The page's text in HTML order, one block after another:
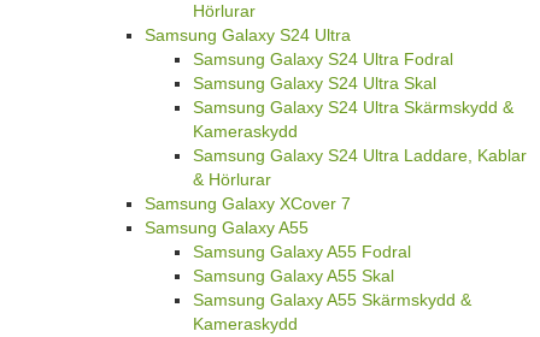
Hörlurar
Samsung Galaxy S24 Ultra
Samsung Galaxy S24 Ultra Fodral
Samsung Galaxy S24 Ultra Skal
Samsung Galaxy S24 Ultra Skärmskydd &
Kameraskydd
Samsung Galaxy S24 Ultra Laddare, Kablar
& Hörlurar
Samsung Galaxy XCover 7
Samsung Galaxy A55
Samsung Galaxy A55 Fodral
Samsung Galaxy A55 Skal
Samsung Galaxy A55 Skärmskydd &
Kameraskydd